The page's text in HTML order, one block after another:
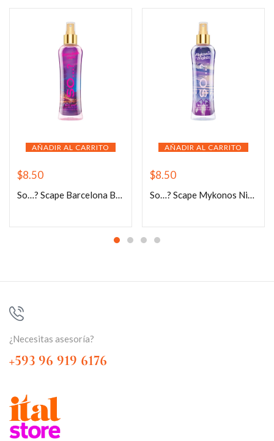
AÑADIR AL CARRITO
$8.50
So…? Scape Barcelona Babe Body Mist 200ml
AÑADIR AL CARRITO
$8.50
So…? Scape Mykonos Nights Body Mist 200ml
¿Necesitas asesoría?
+593 96 919 6176